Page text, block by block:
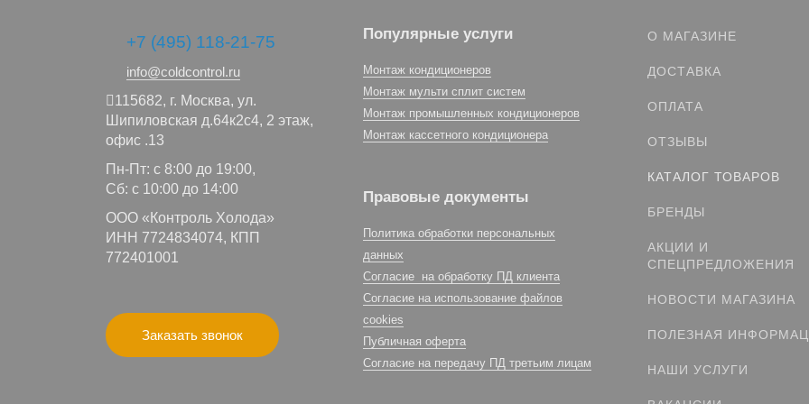
+7 (495) 118-21-75
info@coldcontrol.ru
115682, г. Москва, ул.
Шипиловская д.64к2с4, 2 этаж,
офис .13
Пн-Пт: с 8:00 до 19:00,
Сб: с 10:00 до 14:00
ООО «Контроль Холода»
ИНН 7724834074, КПП
772401001
Заказать звонок
Популярные услуги
Монтаж кондиционеров
Монтаж мульти сплит систем
Монтаж промышленных кондиционеров
Монтаж кассетного кондиционера
Правовые документы
Политика обработки персональных
данных
Согласие на обработку ПД клиента
Согласие на использование файлов
cookies
Публичная оферта
Согласие на передачу ПД третьим лицам
О МАГАЗИНЕ
ДОСТАВКА
ОПЛАТА
ОТЗЫВЫ
КАТАЛОГ ТОВАРОВ
БРЕНДЫ
АКЦИИ И
СПЕЦПРЕДЛОЖЕНИЯ
НОВОСТИ МАГАЗИНА
ПОЛЕЗНАЯ
НАШИ УСЛУГИ